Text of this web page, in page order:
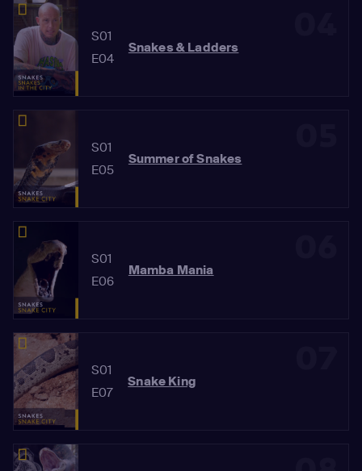
S01
E04
Snakes & Ladders
S01
E05
Summer of Snakes
S01
E06
Mamba Mania
S01
E07
Snake King